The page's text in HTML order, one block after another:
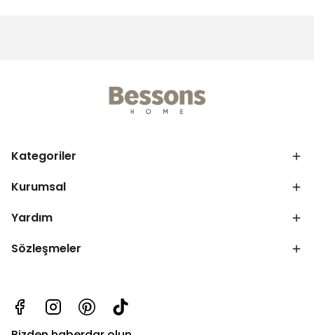
Kategoriler
Kurumsal
Yardım
Sözleşmeler